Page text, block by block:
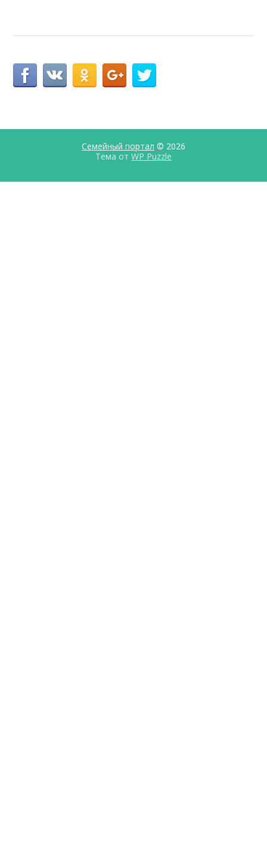
Семейный портал © 2026
Тема от WP Puzzle